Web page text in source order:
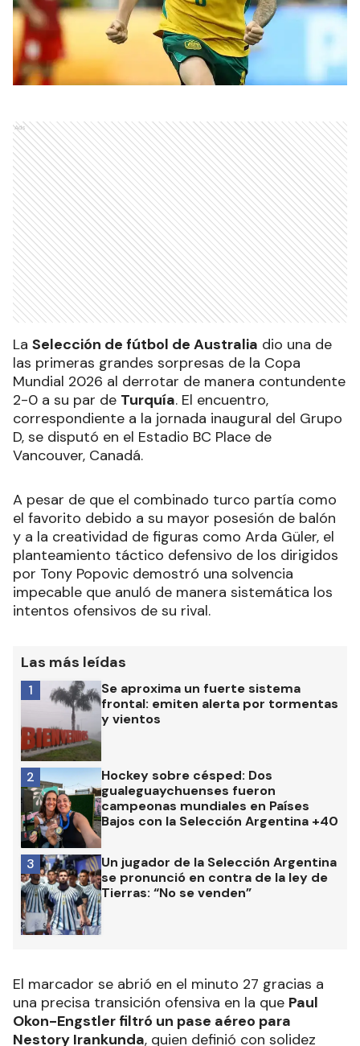
Ads
La Selección de fútbol de Australia dio una de
las primeras grandes sorpresas de la Copa
Mundial 2026 al derrotar de manera contundente
2-0 a su par de Turquía. El encuentro,
correspondiente a la jornada inaugural del Grupo
D, se disputó en el Estadio BC Place de
Vancouver, Canadá.
A pesar de que el combinado turco partía como
el favorito debido a su mayor posesión de balón
y a la creatividad de figuras como Arda Güler, el
planteamiento táctico defensivo de los dirigidos
por Tony Popovic demostró una solvencia
impecable que anuló de manera sistemática los
intentos ofensivos de su rival.
Las más leídas
Se aproxima un fuerte sistema
frontal: emiten alerta por tormentas
y vientos
1
Hockey sobre césped: Dos
gualeguaychuenses fueron
campeonas mundiales en Países
Bajos con la Selección Argentina +40
2
Un jugador de la Selección Argentina
se pronunció en contra de la ley de
Tierras: “No se venden”
3
El marcador se abrió en el minuto 27 gracias a
una precisa transición ofensiva en la que Paul
Okon-Engstler filtró un pase aéreo para
Nestory Irankunda, quien definió con solidez